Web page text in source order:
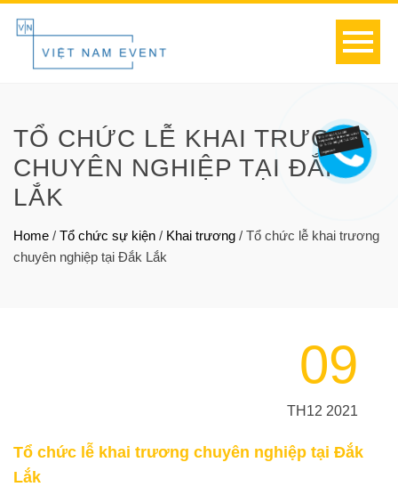
TỔ CHỨC LỄ KHAI TRƯƠNG
CHUYÊN NGHIỆP TẠI ĐẮK
LẮK
Home / Tổ chức sự kiện / Khai trương / Tổ chức lễ khai trương
chuyên nghiệp tại Đắk Lắk
09
TH12 2021
Tổ chức lễ khai trương chuyên nghiệp tại Đắk
Lắk